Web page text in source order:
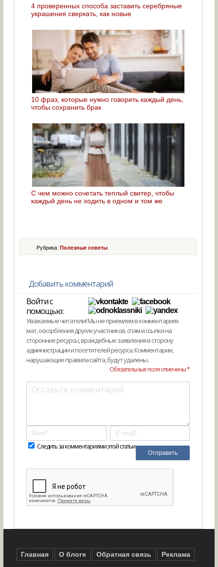
4 проверенных способа заставить серебряные
украшения сверкать, как новые
10 фраз, которые нужно говорить каждый день,
чтобы сохранить брак
С чем можно сочетать теплый свитер, чтобы
каждый день не ходить в одном и том же
Рубрика:Полезные советы
Добавить комментарий
Войти с
помощью:
Уважаемые читатели! Мы не приемлем в комментариях
мат, оскорбления других участников, спам и ссылки на
сторонние ресурсы, враждебные заявления в сторону
администрации и посетителей ресурса. Комментарии,
нарушающие правила сайта, будут удалены.
Обязательные поля отмечены *
Следить за комментариями этой статьи
Главная О блоге Обратная связь Реклама